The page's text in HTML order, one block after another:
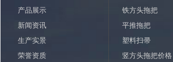
产品展示
新闻资讯
生产实景
荣誉资质
铁方头拖把
平推拖把
塑料扫帚
竖方头拖把价格